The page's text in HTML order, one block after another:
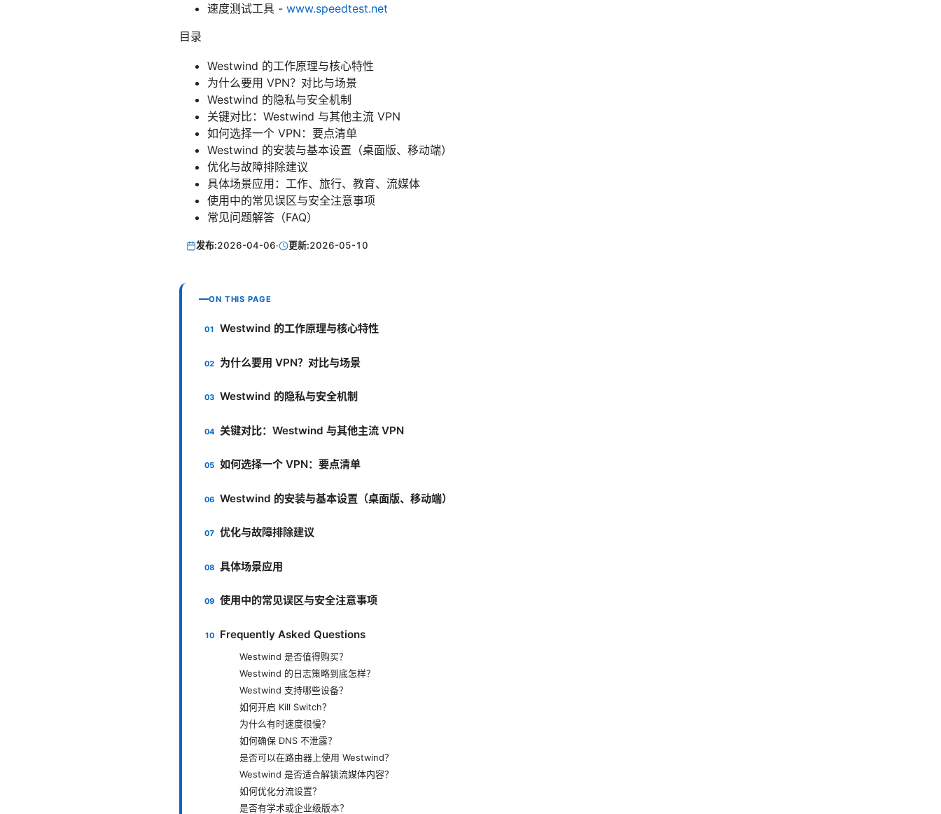
速度测试工具 - www.speedtest.net
目录
Westwind 的工作原理与核心特性
为什么要用 VPN？对比与场景
Westwind 的隐私与安全机制
关键对比：Westwind 与其他主流 VPN
如何选择一个 VPN：要点清单
Westwind 的安装与基本设置（桌面版、移动端）
优化与故障排除建议
具体场景应用：工作、旅行、教育、流媒体
使用中的常见误区与安全注意事项
常见问题解答（FAQ）
发布:2026-04-06· 更新:2026-05-10
ON THIS PAGE
Westwind 的工作原理与核心特性
为什么要用 VPN？对比与场景
Westwind 的隐私与安全机制
关键对比：Westwind 与其他主流 VPN
如何选择一个 VPN：要点清单
Westwind 的安装与基本设置（桌面版、移动端）
优化与故障排除建议
具体场景应用
使用中的常见误区与安全注意事项
Frequently Asked Questions
Westwind 是否值得购买？
Westwind 的日志策略到底怎样？
Westwind 支持哪些设备？
如何开启 Kill Switch？
为什么有时速度很慢？
如何确保 DNS 不泄露？
是否可以在路由器上使用 Westwind？
Westwind 是否适合解锁流媒体内容？
如何优化分流设置？
是否有学术或企业级版本？